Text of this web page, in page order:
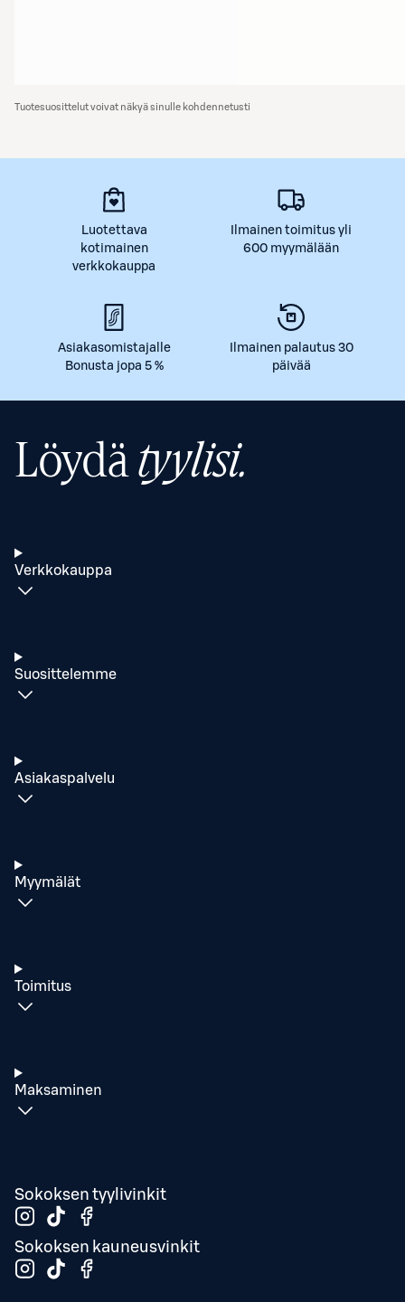
Tuotesuosittelut voivat näkyä sinulle kohdennetusti
Luotettava
kotimainen
verkkokauppa
Ilmainen toimitus yli
600 myymälään
Asiakasomistajalle
Bonusta jopa 5 %
Ilmainen palautus 30
päivää
Löydätyylisi.
Verkkokauppa
Suosittelemme
Asiakaspalvelu
Myymälät
Toimitus
Maksaminen
Sokoksen tyylivinkit
Sokoksen kauneusvinkit